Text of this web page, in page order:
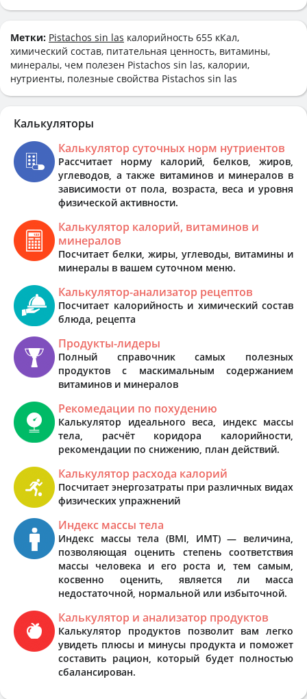
Метки: Pistachos sin las калорийность 655 кКал,
химический состав, питательная ценность, витамины,
минералы, чем полезен Pistachos sin las, калории,
нутриенты, полезные свойства Pistachos sin las
Калькуляторы
Калькулятор суточных норм нутриентов
Рассчитает норму калорий, белков, жиров,
углеводов, а также витаминов и минералов в
зависимости от пола, возраста, веса и уровня
физической активности.
Калькулятор калорий, витаминов и
минералов
Посчитает белки, жиры, углеводы, витамины и
минералы в вашем суточном меню.
Калькулятор-анализатор рецептов
Посчитает калорийность и химический состав
блюда, рецепта
Продукты-лидеры
Полный справочник самых полезных
продуктов с маскимальным содержанием
витаминов и минералов
Рекомедации по похудению
Калькулятор идеального веса, индекс массы
тела, расчёт коридора калорийности,
рекомендации по снижению, план действий.
Калькулятор расхода калорий
Посчитает энергозатраты при различных видах
физических упражнений
Индекс массы тела
Индекс массы тела (BMI, ИМТ) — величина,
позволяющая оценить степень соответствия
массы человека и его роста и, тем самым,
косвенно оценить, является ли масса
недостаточной, нормальной или избыточной.
Калькулятор и анализатор продуктов
Калькулятор продуктов позволит вам легко
увидеть плюсы и минусы продукта и поможет
составить рацион, который будет полностью
сбалансирован.